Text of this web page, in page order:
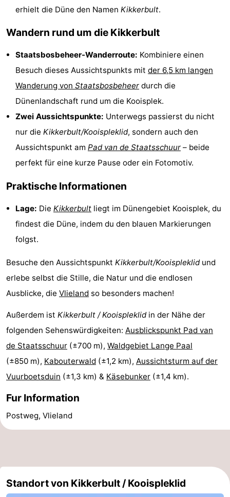
trinken
Praktisch
Forum
Route
Fähre
Inselhüpfen
Reisebuchshop
Medizin
Leeuwarden
Watteninseln
-
Schiermonnikoog
-
Ameland
-
Terschelling
-
Texel
Wetter
Kontakt
erhielt die Düne den Namen Kikkerbult.
Wandern rund um die Kikkerbult
Staatsbosbeheer-Wanderroute: Kombiniere einen
Besuch dieses Aussichtspunkts mit der 6,5 km langen
Wanderung von Staatsbosbeheer durch die
Dünenlandschaft rund um die Kooisplek.
Zwei Aussichtspunkte: Unterwegs passierst du nicht
nur die Kikkerbult/Kooispleklid, sondern auch den
Aussichtspunkt am Pad van de Staatsschuur – beide
perfekt für eine kurze Pause oder ein Fotomotiv.
Praktische Informationen
Lage: Die Kikkerbult liegt im Dünengebiet Kooisplek, du
findest die Düne, indem du den blauen Markierungen
folgst.
Besuche den Aussichtspunkt Kikkerbult/Kooispleklidund
erlebe selbst die Stille, die Natur und die endlosen
Ausblicke, die Vlieland so besonders machen!
Außerdem ist Kikkerbult / Kooispleklidin der Nähe der
folgenden Sehenswürdigkeiten: Ausblickspunkt Pad van
de Staatsschuur (±700 m), Waldgebiet Lange Paal
(±850 m), Kabouterwald (±1,2 km), Aussichtsturm auf der
Vuurboetsduin (±1,3 km) & Käsebunker (±1,4 km).
Fur Information
Postweg, Vlieland
Standort von Kikkerbult / Kooispleklid